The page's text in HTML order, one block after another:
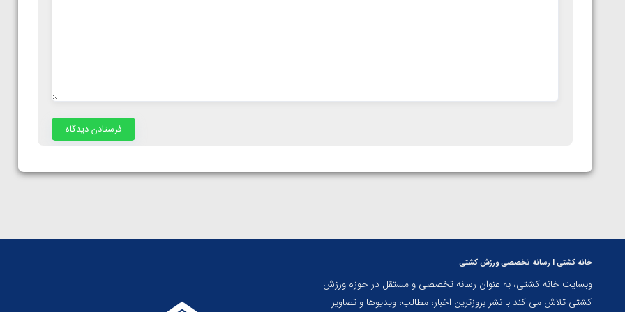
خانه کشتی | رسانه تخصصی ورزش کشتی
وبسایت خانه کشتی، به عنوان رسانه تخصصی و مستقل در حوزه ورزش
کشتی تلاش می کند با نشر بروزترین اخبار، مطالب، ویدیوها و تصاویر